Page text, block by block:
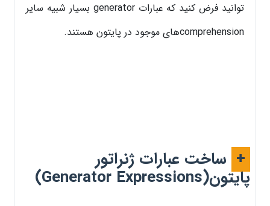
توانید فرض کنید که عبارات generator بسیار شبیه سایر
comprehensionهای موجود در پایتون هستند.
+ ساخت عبارات ژنراتور
پایتون(Generator Expressions)